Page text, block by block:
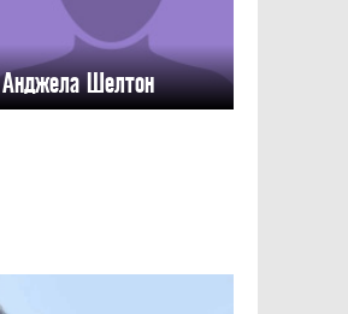
Анджела Шелтон